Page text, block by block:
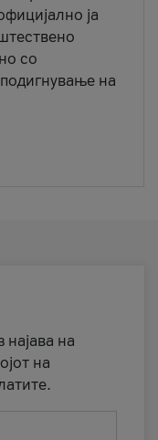
ја
со
на
најава на
на